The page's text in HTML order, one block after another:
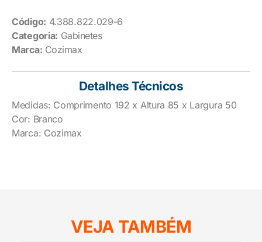
Código: 4.388.822.029-6
Categoria: Gabinetes
Marca: Cozimax
Detalhes Técnicos
Medidas: Comprimento 192 x Altura 85 x Largura 50
Cor: Branco
Marca: Cozimax
VEJA TAMBÉM